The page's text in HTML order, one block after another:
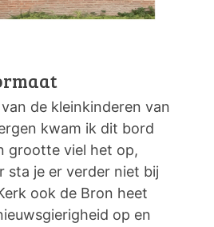
de kleinkinderen van
kwam ik dit bord
grootte viel het op,
sta je er verder niet bij
ook de Bron heet
op en